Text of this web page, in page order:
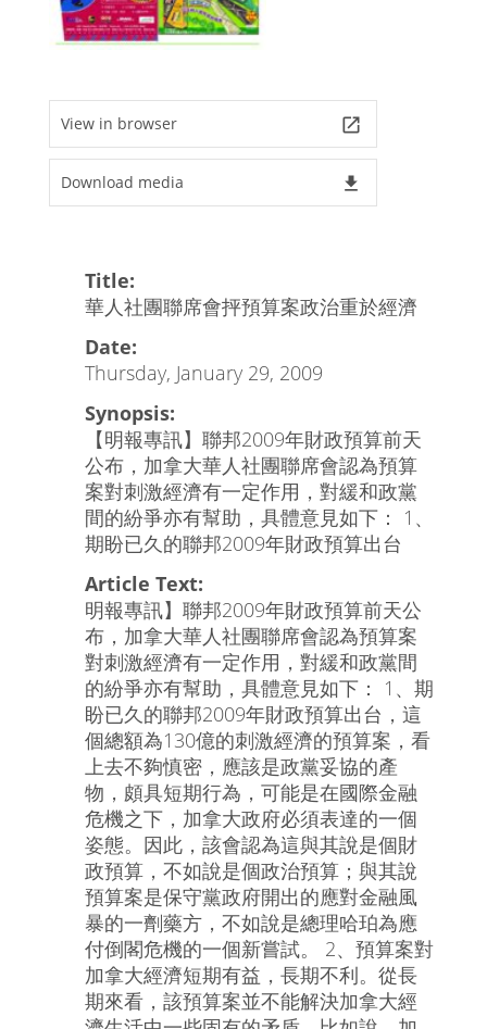
View in browser launch
Download media file_download
Title:
華人社團聯席會抨預算案政治重於經濟
Date:
Thursday, January 29, 2009
Synopsis:
【明報專訊】聯邦2009年財政預算前天
公布，加拿大華人社團聯席會認為預算
案對刺激經濟有一定作用，對緩和政黨
間的紛爭亦有幫助，具體意見如下： 1、
期盼已久的聯邦2009年財政預算出台
Article Text:
明報專訊】聯邦2009年財政預算前天公
布，加拿大華人社團聯席會認為預算案
對刺激經濟有一定作用，對緩和政黨間
的紛爭亦有幫助，具體意見如下： 1、期
盼已久的聯邦2009年財政預算出台，這
個總額為130億的刺激經濟的預算案，看
上去不夠慎密，應該是政黨妥協的產
物，頗具短期行為，可能是在國際金融
危機之下，加拿大政府必須表達的一個
姿態。因此，該會認為這與其說是個財
政預算，不如說是個政治預算；與其說
預算案是保守黨政府開出的應對金融風
暴的一劑藥方，不如說是總理哈珀為應
付倒閣危機的一個新嘗試。 2、預算案對
加拿大經濟短期有益，長期不利。從長
期來看，該預算案並不能解決加拿大經